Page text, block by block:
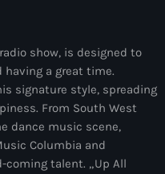
show, is designed to
having a great time.
signature style, spreading
From South West
dance music scene,
Columbia and
talent. „Up All